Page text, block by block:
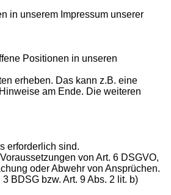
in unserem Impressum unserer
Positionen in unseren
erheben. Das kann z.B. eine
am Ende. Die weiteren
erforderlich sind.
von Art. 6 DSGVO,
oder Abwehr von Ansprüchen.
BDSG bzw. Art. 9 Abs. 2 lit. b)